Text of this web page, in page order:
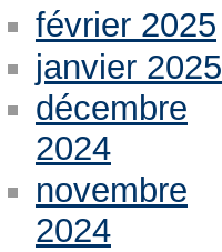
février 2025
janvier 2025
décembre
2024
novembre
2024